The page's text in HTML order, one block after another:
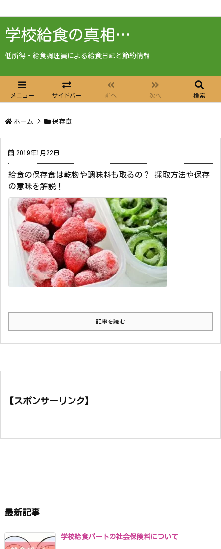
学校給食の真相…
低所得・給食調理員による給食日記と節約情報
メニュー サイドバー 前へ 次へ 検索
ホーム > 保存食
2019年1月22日
給食の保存食は乾物や調味料も取るの？ 採取方法や保存
の意味を解説！
記事を読む
【スポンサーリンク】
最新記事
学校給食パートの社会保険料について